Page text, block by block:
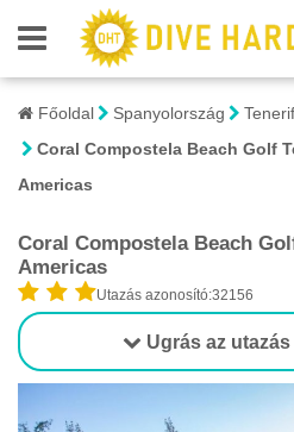
Főoldal Spanyolország
Coral Compostela Beach Golf
Americas
Coral Compostela Beach
Americas
Utazás azonosító:32156
Ugrás az